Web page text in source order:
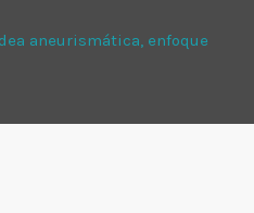
aneurismática, enfoque